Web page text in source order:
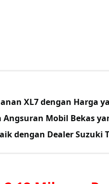
XL7 dengan Harga
Angsuran Mobil Bekas
dengan Dealer Suzuki